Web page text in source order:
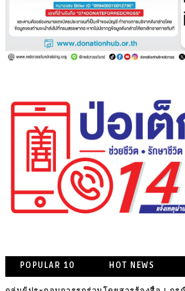
POPULAR 10 HOT NEWS